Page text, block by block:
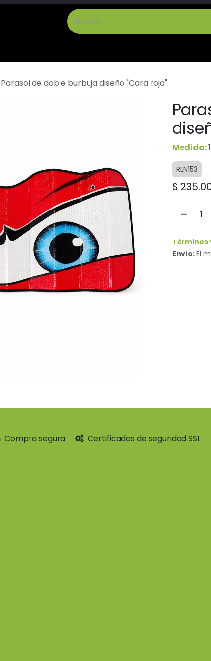
Parasol de doble burbuja diseño "Cara roja"
Medida:
REN153
$ 235.00
Términos
Envío:El
Compra segura Certificados de seguridad SSL